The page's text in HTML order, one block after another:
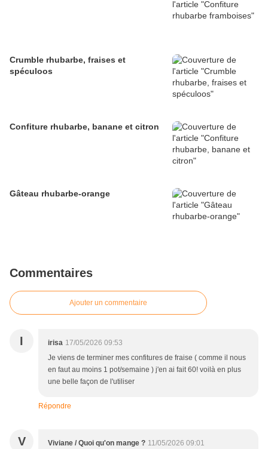
Crumble rhubarbe, fraises et
spéculoos
Confiture rhubarbe, banane et citron
Gâteau rhubarbe-orange
Commentaires
Ajouter un commentaire
I irisa 17/05/2026 09:53
Je viens de terminer mes confitures de fraise ( comme il nous
en faut au moins 1 pot/semaine ) j'en ai fait 60! voilà en plus
une belle façon de l'utiliser
Répondre
V Viviane / Quoi qu'on mange ? 11/05/2026 09:01